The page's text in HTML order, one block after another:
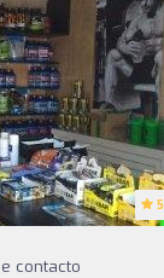
5
contacto